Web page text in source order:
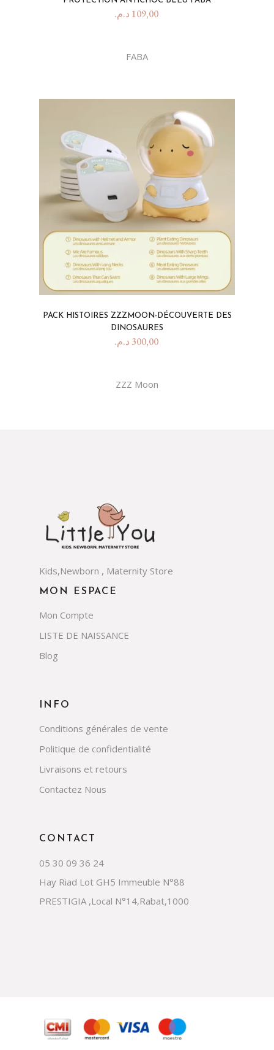
109,00 د.م.
FABA
PACK HISTOIRES ZZZMOON-DÉCOUVERTE DES
DINOSAURES
300,00 د.م.
ZZZ Moon
CONTACT
05 30 09 36 24
Hay Riad Lot GH5 Immeuble N°88
PRESTIGIA ,Local N°14,Rabat,1000
INFO
Conditions générales de vente
Politique de confidentialité
Livraisons et retours
Contactez Nous
MON ESPACE
Mon Compte
LISTE DE NAISSANCE
Blog
Kids,Newborn , Maternity Store